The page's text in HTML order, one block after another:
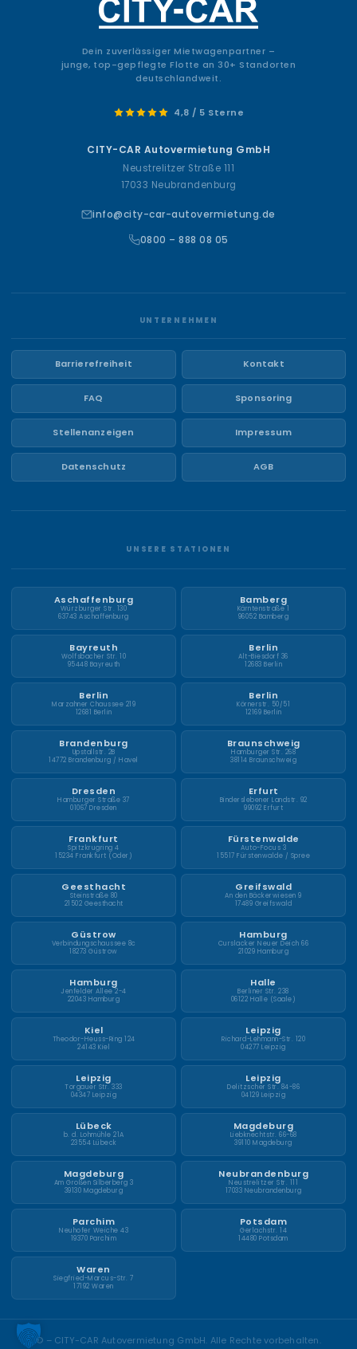
Dein zuverlässiger Mietwagenpartner –
junge, top-gepflegte Flotte an 30+ Standorten
deutschlandweit.
4,8 / 5 Sterne
CITY-CAR Autovermietung GmbH
Neustrelitzer Straße 111
17033 Neubrandenburg
info@city-car-autovermietung.de
0800 – 888 08 05
UNTERNEHMEN
Barrierefreiheit Kontakt
FAQ Sponsoring
Stellenanzeigen Impressum
Datenschutz AGB
UNSERE STATIONEN
Aschaffenburg
Würzburger Str. 130
63743 Aschaffenburg
Bamberg
Kärntenstraße 1
96052 Bamberg
Bayreuth
Wolfsbacher Str. 10
95448 Bayreuth
Berlin
Alt-Biesdorf 36
12683 Berlin
Berlin
Marzahner Chaussee 219
12681 Berlin
Berlin
Körnerstr. 50/51
12169 Berlin
Brandenburg
Upstallstr. 2B
14772 Brandenburg / Havel
Braunschweig
Hamburger Str. 268
38114 Braunschweig
Dresden
Hamburger Straße 37
01067 Dresden
Erfurt
Binderslebener Landstr. 92
99092 Erfurt
Frankfurt
Spitzkrugring 4
15234 Frankfurt (Oder)
Fürstenwalde
Auto-Focus 3
15517 Fürstenwalde / Spree
Geesthacht
Steinstraße 80
21502 Geesthacht
Greifswald
An den Bäckerwiesen 9
17489 Greifswald
Güstrow
Verbindungschaussee 8c
18273 Güstrow
Hamburg
Curslacker Neuer Deich 66
21029 Hamburg
Hamburg
Jenfelder Allee 2-4
22043 Hamburg
Halle
Berliner Str. 238
06122 Halle (Saale)
Kiel
Theodor-Heuss-Ring 124
24143 Kiel
Leipzig
Richard-Lehmann-Str. 120
04277 Leipzig
Leipzig
Torgauer Str. 333
04347 Leipzig
Leipzig
Delitzscher Str. 84-86
04129 Leipzig
Lübeck
b. d. Lohmühle 21A
23554 Lübeck
Magdeburg
Liebknechtstr. 66-68
39110 Magdeburg
Magdeburg
Am Großen Silberberg 3
39130 Magdeburg
Neubrandenburg
Neustrelitzer Str. 111
17033 Neubrandenburg
Parchim
Neuhofer Weiche 43
19370 Parchim
Potsdam
Gerlachstr. 14
14480 Potsdam
Waren
Siegfried-Marcus-Str. 7
17192 Waren
© – CITY-CAR Autovermietung GmbH. Alle Rechte vorbehalten.